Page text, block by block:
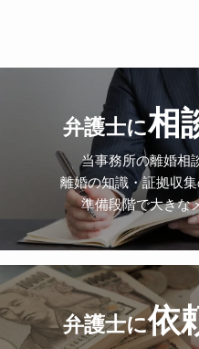
弁護士に相
当事務所の離婚相
離婚の知識・証拠収
準備段階で大きな
弁護士に依